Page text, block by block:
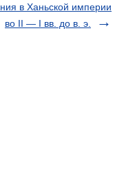
в Ханьской империи
во II — I вв. до в. э.